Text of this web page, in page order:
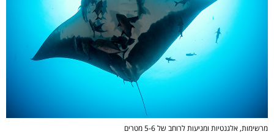
מרשימות, אלגנטיות ומגיעות לרוחב של 5-6 מטרים